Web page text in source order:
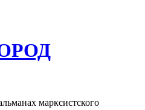
марксистского